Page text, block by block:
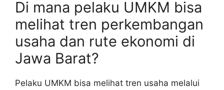
Di mana pelaku UMKM bisa
melihat tren perkembangan
usaha dan rute ekonomi di
Jawa Barat?
Pelaku UMKM bisa melihat tren usaha melalui